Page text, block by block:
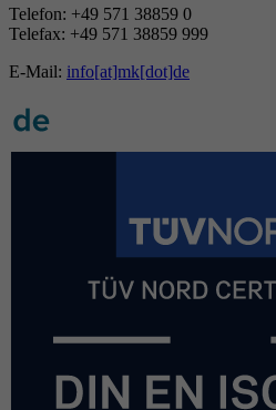
Telefon: +49 571 38859 0
Telefax: +49 571 38859 999
E-Mail: info[at]mk[dot]de